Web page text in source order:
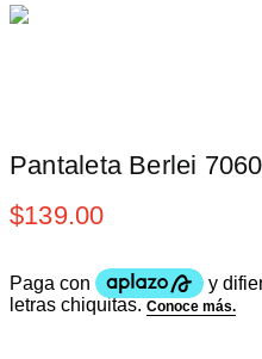
Pantaleta Berlei 7060
$139.00